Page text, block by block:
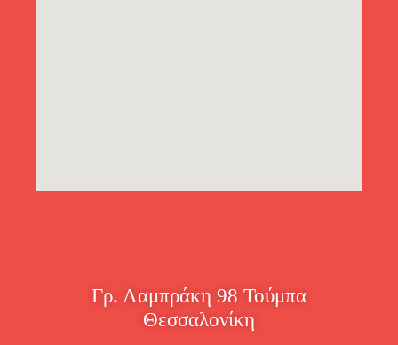
Γρ. Λαμπράκη 98 Τούμπα
Θεσσαλονίκη